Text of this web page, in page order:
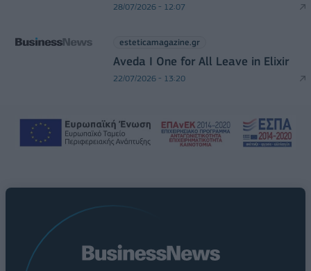
28/07/2026 - 12:07
esteticamagazine.gr
Aveda I One for All Leave in Elixir
22/07/2026 - 13:20